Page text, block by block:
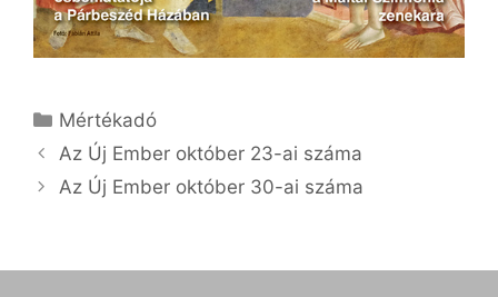
Kategória
Mértékadó
Az Új Ember október 23-ai száma
Az Új Ember október 30-ai száma